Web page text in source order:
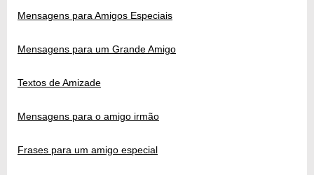
Mensagens para Amigos Especiais
Mensagens para um Grande Amigo
Textos de Amizade
Mensagens para o amigo irmão
Frases para um amigo especial